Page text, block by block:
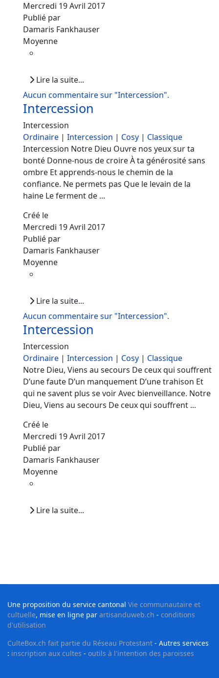
Mercredi 19 Avril 2017
Publié par
Damaris Fankhauser
Moyenne
Lire la suite...
Aucun commentaire sur "Intercession".
Intercession
Intercession
Ordinaire | Intercession | Cosy | Classique
Intercession Notre Dieu Ouvre nos yeux sur ta
bonté Donne-nous de croire À ta générosité sans
ombre Et apprends-nous le chemin de la
confiance. Ne permets pas Que le levain de la
haine Le ferment de ...
Créé le
Mercredi 19 Avril 2017
Publié par
Damaris Fankhauser
Moyenne
Lire la suite...
Aucun commentaire sur "Intercession".
Intercession
Intercession
Ordinaire | Intercession | Cosy | Classique
Notre Dieu, Viens au secours De ceux qui souffrent
D’une faute D’un manquement D’une trahison Et
qui ne savent plus se voir Avec bienveillance. Notre
Dieu, Viens au secours De ceux qui souffrent ...
Créé le
Mercredi 19 Avril 2017
Publié par
Damaris Fankhauser
Moyenne
Lire la suite...
Une proposition du service cantonal Vie communautaire et
cultuelle, mise en ligne par artisanduweb.ch - conditions
d'utilisation
CulteBox.ch fait partie du Réseau Protestant - Autres services
: inscription aux cultes - outils à l'intention des paroisses